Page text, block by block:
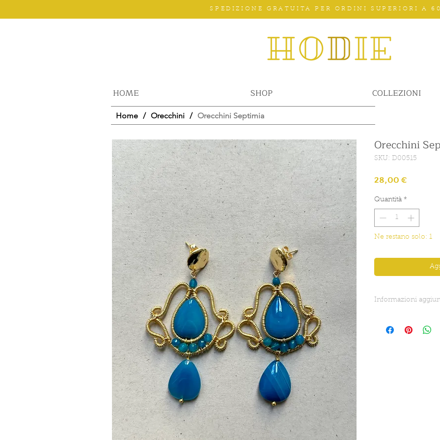
SPEDIZIONE GRATUITA PER ORDINI SUPERIORI A
HOME SHOP COLLEZIONI
Home / Orecchini / Orecchini Septimia
Orecchini
SKU: D00515
28,00 €Prezzo
Quantità *
Ne restano solo: 1
Informazioni